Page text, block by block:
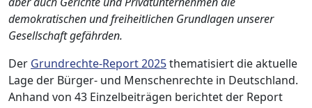
demokratischen und freiheitlichen Grundlagen unserer
Gesellschaft gefährden.
Der Grundrechte-Report 2025thematisiert die aktuelle
Lage der Bürger- und Menschenrechte in Deutschland.
Anhand von 43 Einzelbeiträgen berichtet der Report